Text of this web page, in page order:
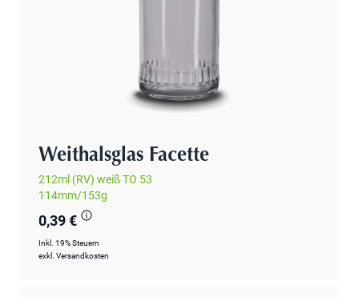
Weithalsglas Facette
212ml (RV) weiß TO 53
114mm/153g
0,39 €
Inkl. 19% Steuern
exkl. Versandkosten